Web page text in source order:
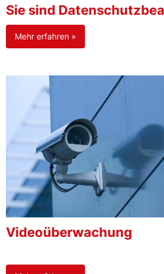
Sie sind
Mehr erfahren »
Videoüberwachung